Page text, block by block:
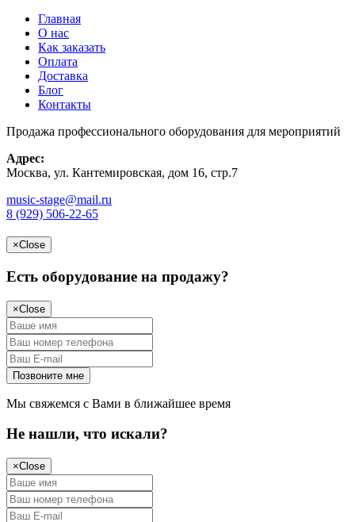
Главная
О нас
Как заказать
Оплата
Доставка
Блог
Контакты
Продажа профессионального оборудования для мероприятий
Адрес:
Москва, ул. Кантемировская, дом 16, стр.7
music-stage@mail.ru
8 (929) 506-22-65
×Close
Есть оборудование на продажу?
×Close
Мы свяжемся с Вами в ближайшее время
Не нашли, что искали?
×Close